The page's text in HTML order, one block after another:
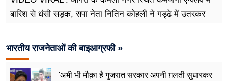
बारिश से धंसी सड़क, सपा नेता नितिन कोहली ने गड्ढे में उतरकर
भारतीय राजनेताओं की बाइआग्रफी »
'अभी भी मौक़ा है गुजरात सरकार अपनी ग़लती सुधारकर